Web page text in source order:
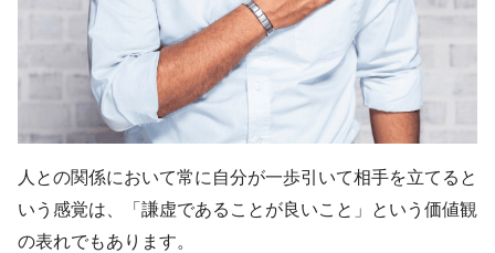
人との関係において常に自分が一歩引いて相手を立てると
いう感覚は、「謙虚であることが良いこと」という価値観
の表れでもあります。